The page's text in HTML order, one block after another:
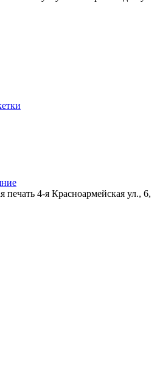
печать 4-я Красноармейская ул., 6,